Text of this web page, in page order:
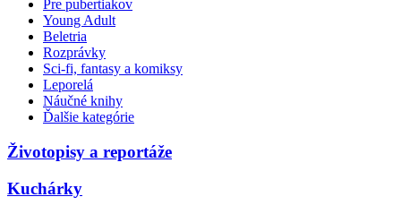
Pre pubertiakov
Young Adult
Beletria
Rozprávky
Sci-fi, fantasy a komiksy
Leporelá
Náučné knihy
Ďalšie kategórie
Životopisy a reportáže
Kuchárky